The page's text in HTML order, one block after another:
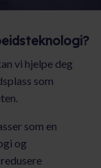
vi hjelpe deg
som
som en
og